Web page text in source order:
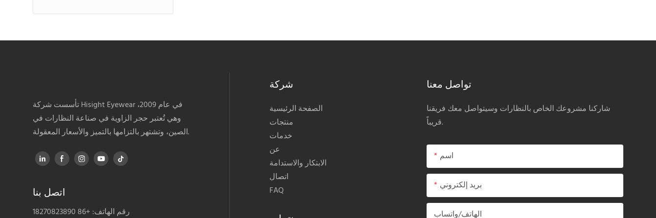
تأسست شركة Hisight Eyewear في عام 2009،
وهي تُعتبر حجر الزاوية في صناعة النظارات في
الصين، وتشتهر بالتزامها بالتميز والأسعار المعقولة.
اتصل بنا
رقم الهاتف: +86 18270823890
شركة
الصفحة الرئيسية
منتجات
خدمات
عن
الابتكار والاستدامة
اتصال
FAQ
تواصل معنا
شاركنا مشروعك الخاص بالنظارات وسيتواصل معك فريقنا
قريباً.
اسم
بريد إلكتروني
الهاتف/واتساب